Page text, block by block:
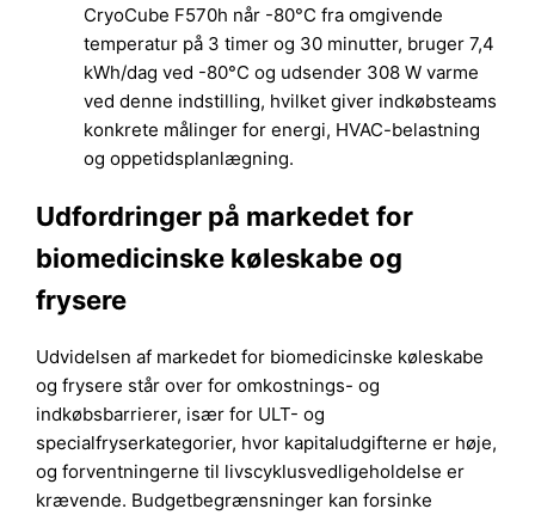
CryoCube F570h når -80°C fra omgivende
temperatur på 3 timer og 30 minutter, bruger 7,4
kWh/dag ved -80°C og udsender 308 W varme
ved denne indstilling, hvilket giver indkøbsteams
konkrete målinger for energi, HVAC-belastning
og oppetidsplanlægning.
Udfordringer på markedet for
biomedicinske køleskabe og
frysere
Udvidelsen af markedet for biomedicinske køleskabe
og frysere står over for omkostnings- og
indkøbsbarrierer, især for ULT- og
specialfryserkategorier, hvor kapitaludgifterne er høje,
og forventningerne til livscyklusvedligeholdelse er
krævende. Budgetbegrænsninger kan forsinke